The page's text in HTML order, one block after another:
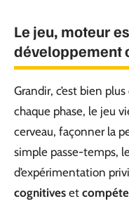
Le jeu, moteur
développement
Grandir, c’est bien
chaque phase, le jeu
cerveau, façonner la
simple passe-temps,
d’expérimentation
cognitives et